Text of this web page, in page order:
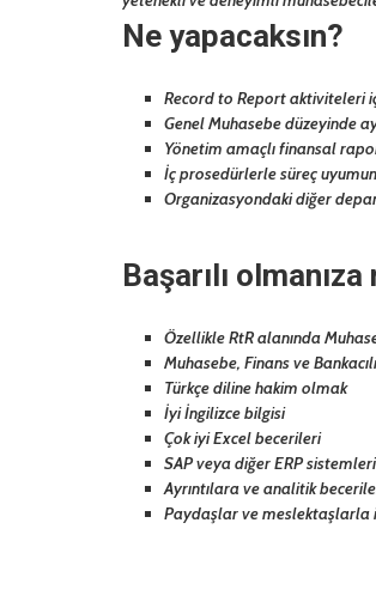
Ne yapacaksın?
Record to Report aktiviteleri
Genel Muhasebe düzeyinde
Yönetim amaçlı finansal
İç prosedürlerle süreç
Organizasyondaki diğer
Başarılı
Özellikle RtR alanında
Muhasebe, Finans ve
Türkçe diline hakim olmak
İyi İngilizce bilgisi
Çok iyi Excel becerileri
SAP veya diğer ERP
Ayrıntılara ve analitik
Paydaşlar ve meslektaşlarla